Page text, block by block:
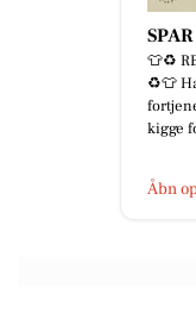
👕♻️
♻️👕
kigge
Åbn